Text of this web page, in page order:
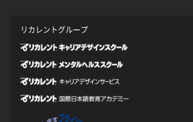
リカレントグループ